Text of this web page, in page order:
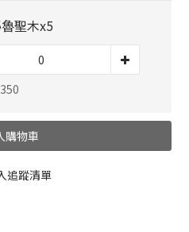
聖木x5
購物車
追蹤清單